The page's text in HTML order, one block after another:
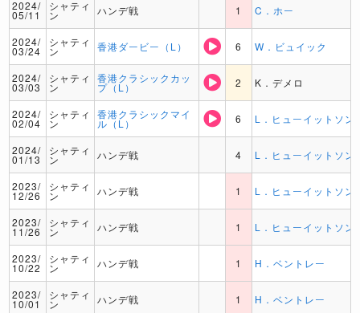
2024/
05/11
シャティ
ン ハンデ戦 1 C．ホー
2024/
03/24
シャティ
ン 香港ダービー（L） 6 W．ビュイック
2024/
03/03
シャティ
ン
香港クラシックカッ
プ（L） 2 K．デメロ
2024/
02/04
シャティ
ン
香港クラシックマイ
ル（L） 6 L．ヒューイットソン
2024/
01/13
シャティ
ン ハンデ戦 4 L．ヒューイットソン
2023/
12/26
シャティ
ン ハンデ戦 1 L．ヒューイットソン
2023/
11/26
シャティ
ン ハンデ戦 1 L．ヒューイットソン
2023/
10/22
シャティ
ン ハンデ戦 1 H．ベントレー
2023/
10/01
シャティ
ン ハンデ戦 1 H．ベントレー